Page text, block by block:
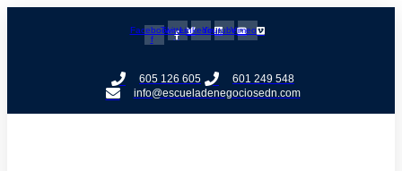
Facebook-
f
TwitterLinkedinYoutubeVimeo
605 126 605
601 249 548
info@escueladenegociosedn.com